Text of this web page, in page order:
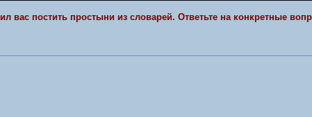
вас постить простыни из словарей. Ответьте на конкретные